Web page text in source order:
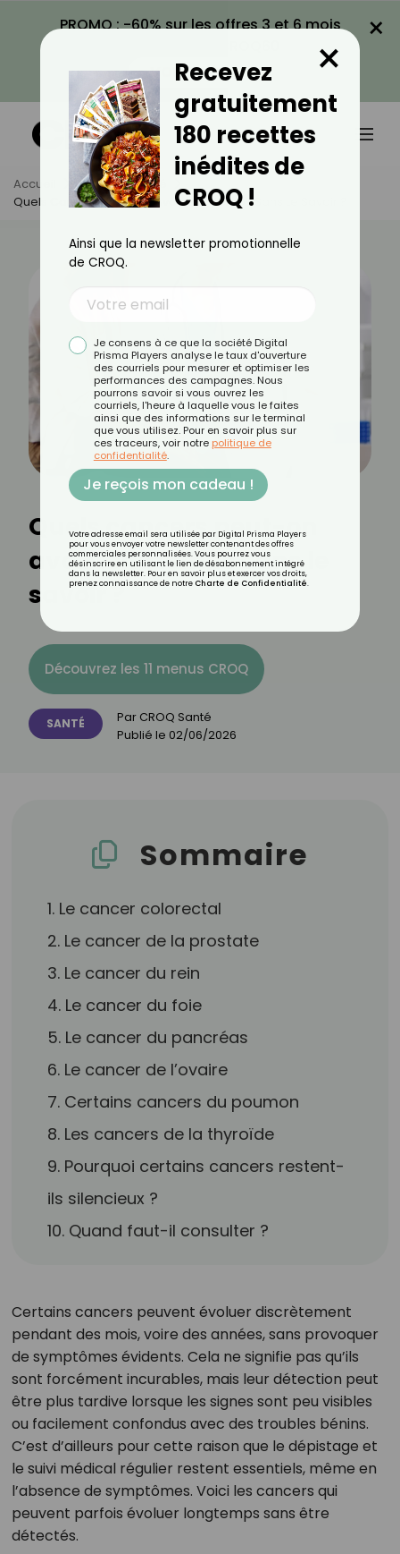
PROMO : -60% sur les offres 3 et 6 mois
VOIR LA PROMO
×
Accueil Actus
Santé
Quels Cancers Peut-On Avoir Longtemps Sans Le Savoir ?
Quels cancers peut-on
avoir longtemps sans le
savoir ?
Découvrez les 11 menus CROQ
SANTÉ Par CROQ Santé
Publié le 02/06/2026
Sommaire
1. Le cancer colorectal
2. Le cancer de la prostate
3. Le cancer du rein
4. Le cancer du foie
5. Le cancer du pancréas
6. Le cancer de l’ovaire
7. Certains cancers du poumon
8. Les cancers de la thyroïde
9. Pourquoi certains cancers restent-
ils silencieux ?
10. Quand faut-il consulter ?
Certains cancers peuvent évoluer discrètement
pendant des mois, voire des années, sans provoquer
de symptômes évidents. Cela ne signifie pas qu’ils
sont forcément incurables, mais leur détection peut
être plus tardive lorsque les signes sont peu visibles
ou facilement confondus avec des troubles bénins.
C’est d’ailleurs pour cette raison que le dépistage et
le suivi médical régulier restent essentiels, même en
l’absence de symptômes. Voici les cancers qui
peuvent parfois évoluer longtemps sans être
détectés.
Recevez
gratuitement
180 recettes
inédites de
CROQ !
×
Ainsi que la newsletter promotionnelle
de CROQ.
Je consens à ce que la société Digital
Prisma Players analyse le taux d'ouverture
des courriels pour mesurer et optimiser les
performances des campagnes. Nous
pourrons savoir si vous ouvrez les
courriels, l'heure à laquelle vous le faites
ainsi que des informations sur le terminal
que vous utilisez. Pour en savoir plus sur
ces traceurs, voir notre politique de
confidentialité.
Je reçois mon cadeau !
Votre adresse email sera utilisée par Digital Prisma Players
pour vous envoyer votre newsletter contenant des offres
commerciales personnalisées. Vous pourrez vous
désinscrire en utilisant le lien de désabonnement intégré
dans la newsletter. Pour en savoir plus et exercer vos droits,
prenez connaissance de notre Charte de Confidentialité.